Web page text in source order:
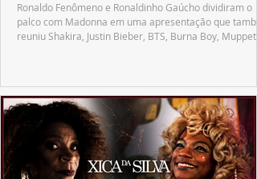
Ronaldo Fenômeno e Ronaldinho Gaúcho dividiram o
palco com Madonna em uma apresentação que
reuniu Shakira, Justin Bieber, BTS, Burna Boy, Muppets,